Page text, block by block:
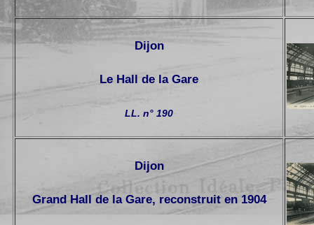
Dijon
Le Hall de la Gare
LL. n° 190
Dijon
Grand Hall de la Gare, reconstruit en 1904